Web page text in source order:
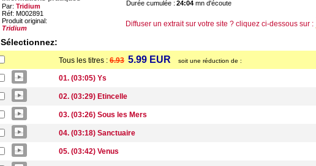
Par: Tridium
Réf: M002891
Produit original:
Tridium
Durée cumulée : 24:04 mn d'écoute
Diffuser un extrait sur votre site ? cliquez ci-dessous sur :
Sélectionnez:
Tous les titres : 6.93 5.99 EUR soit une réduction de :
01. (03:05) Ys
02. (03:29) Etincelle
03. (03:26) Sous les Mers
04. (03:18) Sanctuaire
05. (03:42) Venus